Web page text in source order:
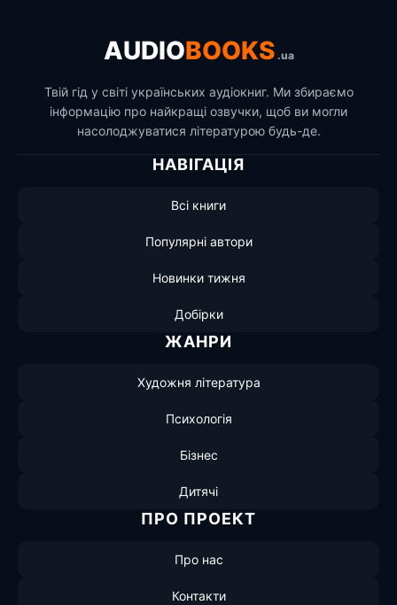
AUDIOBOOKS .ua
Твій гід у світі українських аудіокниг. Ми збираємо
інформацію про найкращі озвучки, щоб ви могли
насолоджуватися літературою будь-де.
НАВІГАЦІЯ
Всі книги
Популярні автори
Новинки тижня
Добірки
ЖАНРИ
Художня література
Психологія
Бізнес
Дитячі
ПРО ПРОЕКТ
Про нас
Контакти